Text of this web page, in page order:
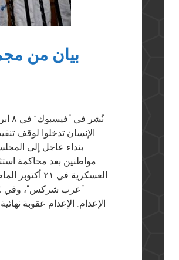
بيان من
الإنسان تدخلوا لوقف
بنداء عاجل إلى
مواطنين بعد محاكمة
الإعدام. الإعدام عقوبة